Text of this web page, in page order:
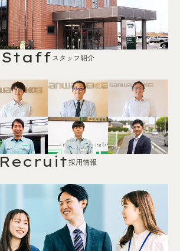
Staffスタッフ紹介
Recruit採用情報